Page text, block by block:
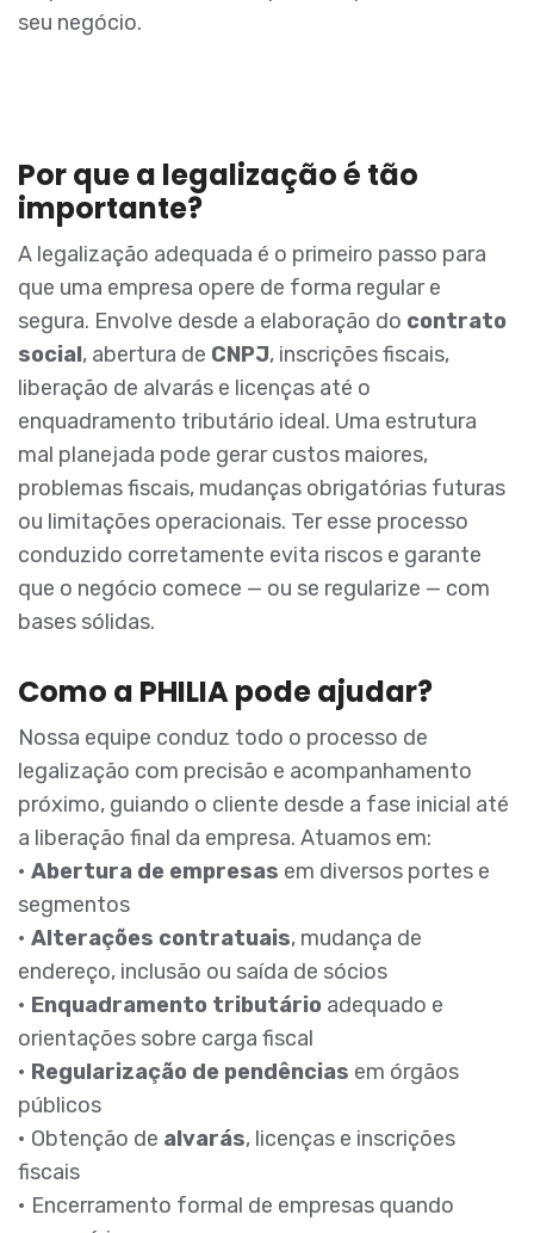
seu negócio.
Por que a legalização é tão
importante?
A legalização adequada é o primeiro passo para
que uma empresa opere de forma regular e
segura. Envolve desde a elaboração do contrato
social, abertura de CNPJ, inscrições fiscais,
liberação de alvarás e licenças até o
enquadramento tributário ideal. Uma estrutura
mal planejada pode gerar custos maiores,
problemas fiscais, mudanças obrigatórias futuras
ou limitações operacionais. Ter esse processo
conduzido corretamente evita riscos e garante
que o negócio comece — ou se regularize — com
bases sólidas.
Como a PHILIA pode ajudar?
Nossa equipe conduz todo o processo de
legalização com precisão e acompanhamento
próximo, guiando o cliente desde a fase inicial até
a liberação final da empresa. Atuamos em:
• Abertura de empresas em diversos portes e
segmentos
• Alterações contratuais, mudança de
endereço, inclusão ou saída de sócios
• Enquadramento tributário adequado e
orientações sobre carga fiscal
• Regularização de pendências em órgãos
públicos
• Obtenção de alvarás, licenças e inscrições
fiscais
• Encerramento formal de empresas quando